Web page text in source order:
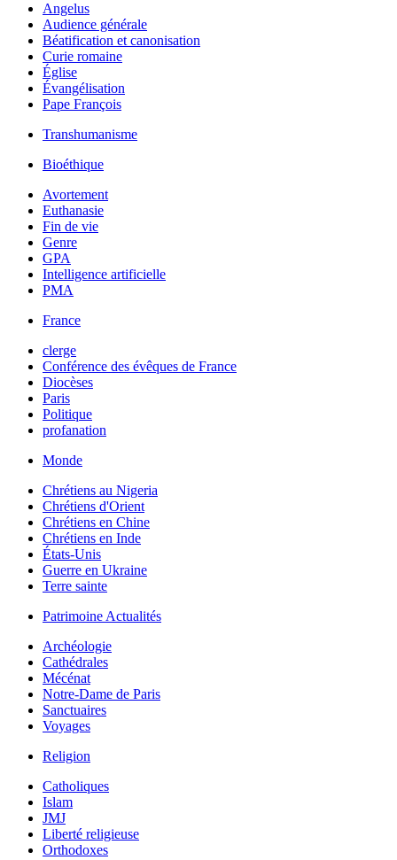
Angelus
Audience générale
Béatification et canonisation
Curie romaine
Église
Évangélisation
Pape François
Transhumanisme
Bioéthique
Avortement
Euthanasie
Fin de vie
Genre
GPA
Intelligence artificielle
PMA
France
clerge
Conférence des évêques de France
Diocèses
Paris
Politique
profanation
Monde
Chrétiens au Nigeria
Chrétiens d'Orient
Chrétiens en Chine
Chrétiens en Inde
États-Unis
Guerre en Ukraine
Terre sainte
Patrimoine Actualités
Archéologie
Cathédrales
Mécénat
Notre-Dame de Paris
Sanctuaires
Voyages
Religion
Catholiques
Islam
JMJ
Liberté religieuse
Orthodoxes